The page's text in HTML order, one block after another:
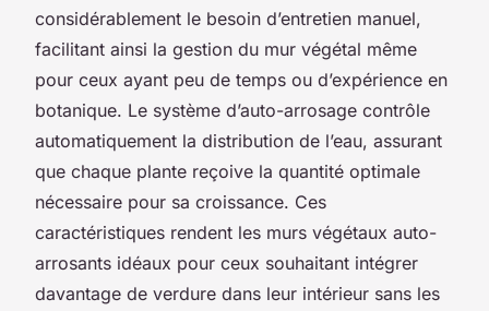
considérablement le besoin d’entretien manuel,
facilitant ainsi la gestion du mur végétal même
pour ceux ayant peu de temps ou d’expérience en
botanique. Le système d’auto-arrosage contrôle
automatiquement la distribution de l’eau, assurant
que chaque plante reçoive la quantité optimale
nécessaire pour sa croissance. Ces
caractéristiques rendent les murs végétaux auto-
arrosants idéaux pour ceux souhaitant intégrer
davantage de verdure dans leur intérieur sans les